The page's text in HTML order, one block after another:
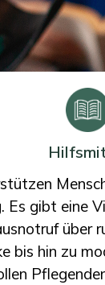
Es gibt eine
über
bis hin zu